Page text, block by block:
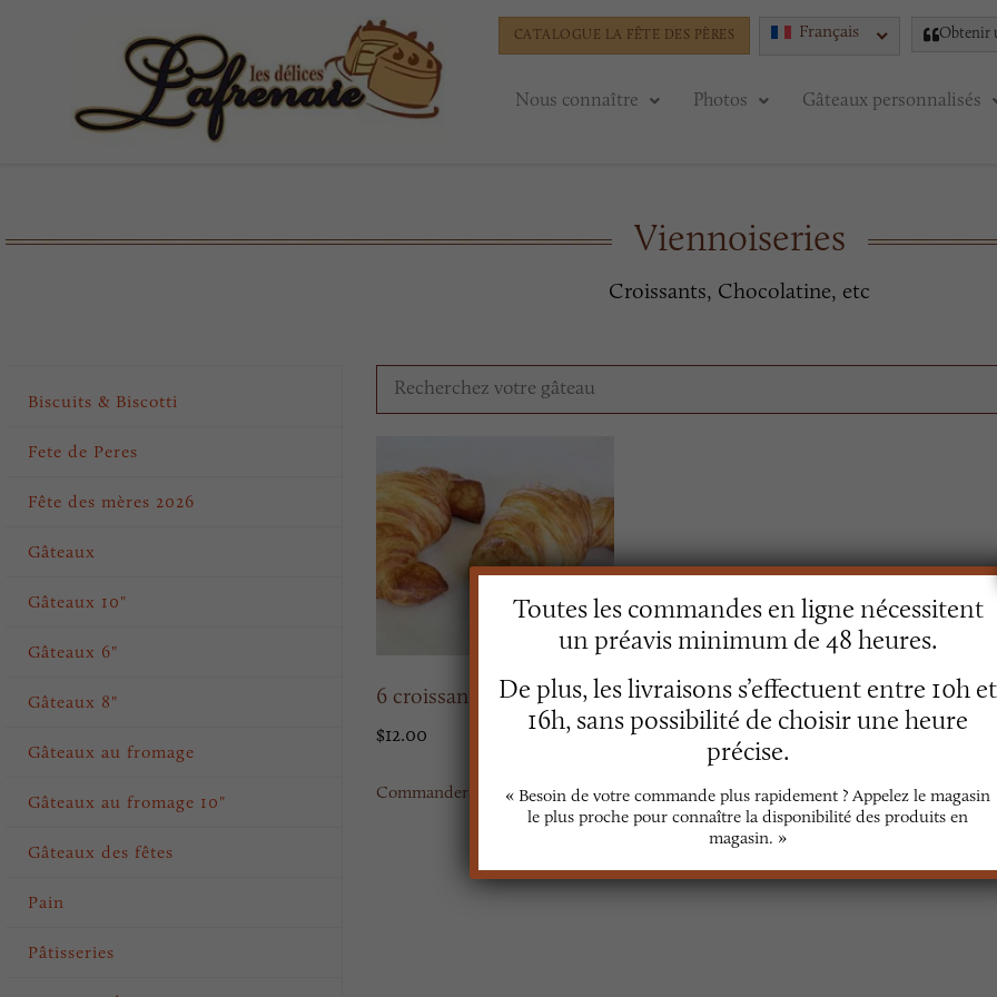
CATALOGUE LA FÊTE DES PÈRES Français Obtenir
Nous connaître Photos Gâteaux personnalisés
Viennoiseries
Croissants, Chocolatine, etc
Biscuits & Biscotti
Fete de Peres
Fête des mères 2026
Gâteaux
Gâteaux 10"
Gâteaux 6"
Gâteaux 8"
Gâteaux au fromage
Gâteaux au fromage 10"
Gâteaux des fêtes
Pain
Pâtisseries
6 croissants nature
$12.00
Commander maintenant
Toutes les commandes en ligne nécessitent
un préavis minimum de 48 heures.
De plus, les livraisons s’effectuent entre 10h et
16h, sans possibilité de choisir une heure
précise.
« Besoin de votre commande plus rapidement ? Appelez le magasin
le plus proche pour connaître la disponibilité des produits en
magasin. »